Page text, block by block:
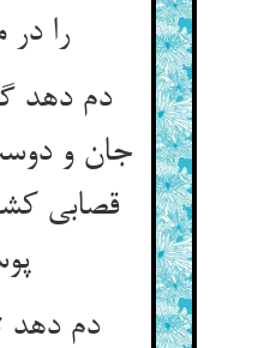
را در
دم دهد
جان و
قصابی
دم دهد